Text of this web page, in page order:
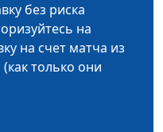
без риска
на
на счет матча из
только они